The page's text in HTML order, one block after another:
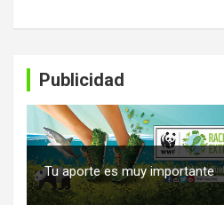
Publicidad
Tu aporte es muy importante